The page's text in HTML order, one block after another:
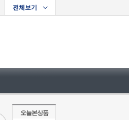
오늘본상품
전체보기